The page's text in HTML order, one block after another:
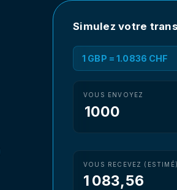
Simulez votre
1 GBP = 1.0836 CHF
VOUS ENVOYEZ
VOUS RECEVEZ (ESTIMÉ)
1 083,56